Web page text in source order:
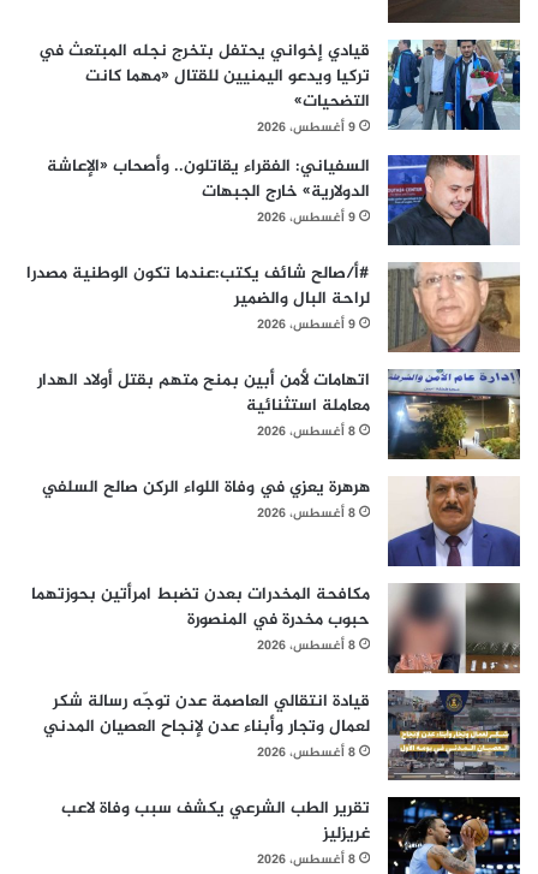
قيادي إخواني يحتفل بتخرج نجله المبتعث في
تركيا ويدعو اليمنيين للقتال «مهما كانت
التضحيات»
9 أغسطس، 2026
السفياني: الفقراء يقاتلون.. وأصحاب «الإعاشة
الدولارية» خارج الجبهات
9 أغسطس، 2026
#أ/صالح شائف يكتب:عندما تكون الوطنية مصدرا
لراحة البال والضمير
9 أغسطس، 2026
اتهامات لأمن أبين بمنح متهم بقتل أولاد الهدار
معاملة استثنائية
8 أغسطس، 2026
هرهرة يعزي في وفاة اللواء الركن صالح السلفي
8 أغسطس، 2026
مكافحة المخدرات بعدن تضبط امرأتين بحوزتهما
حبوب مخدرة في المنصورة
8 أغسطس، 2026
قيادة انتقالي العاصمة عدن توجّه رسالة شكر
لعمال وتجار وأبناء عدن لإنجاح العصيان المدني
8 أغسطس، 2026
تقرير الطب الشرعي يكشف سبب وفاة لاعب
غريزليز
8 أغسطس، 2026